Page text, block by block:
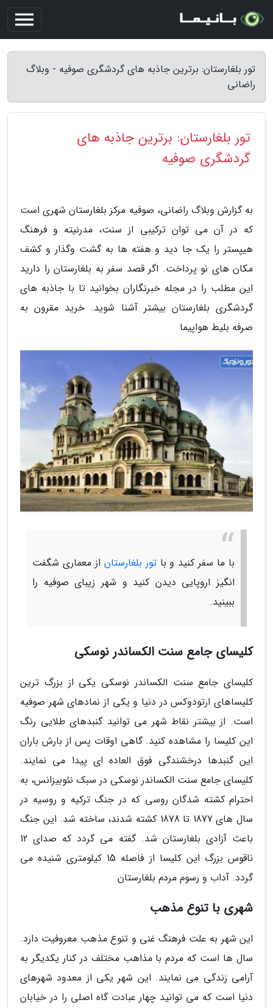
تور بلغارستان: برترین جاذبه های گردشگری صوفیه - وبلاگ
راضانی
تور بلغارستان: برترین جاذبه های
گردشگری صوفیه
به گزارش وبلاگ راضانی، صوفیه مرکز بلغارستان شهری است
که در آن می توان ترکیبی از سنت، مدرنیته و فرهنگ
هیپستر را یک جا دید و هفته ها به گشت وگذار و کشف
مکان های نو پرداخت. اگر قصد سفر به بلغارستان را دارید
این مطلب را در مجله خبرنگاران بخوانید تا با جاذبه های
گردشگری بلغارستان بیشتر آشنا شوید. خرید مقرون به
صرفه بلیط هواپیما
با ما سفر کنید و باتور بلغارستان از معماری شگفت
انگیز اروپایی دیدن کنید و شهر زیبای صوفیه را
ببینید.
کلیسای جامع سنت الکساندر نوسکی
کلیسای جامع سنت الکساندر نوسکی یکی از بزرگ ترین
کلیساهای ارتودوکس در دنیا و یکی از نمادهای شهر صوفیه
است. از بیشتر نقاط شهر می توانید گنبدهای طلایی رنگ
این کلیسا را مشاهده کنید. گاهی اوقات پس از بارش باران
این گنبدها درخشندگی فوق العاده ای پیدا می نمایند.
کلیسای جامع سنت الکساندر نوسکی در سبک نئوبیزانس، به
احترام کشته شدگان روسی که در جنگ ترکیه و روسیه در
سال های 1877 تا 1878 کشته شدند، ساخته شد. این جنگ
باعث آزادی بلغارستان شد. گفته می گردد که صدای 12
ناقوس بزرگ این کلیسا از فاصله 15 کیلومتری شنیده می
گردد. آداب و رسوم مردم بلغارستان
شهری با تنوع مذهب
این شهر به علت فرهنگ غنی و تنوع مذهب معروفیت دارد.
سال ها است که مردم با مذاهب مختلف در کنار یکدیگر به
آرامی زندگی می نمایند. این شهر یکی از معدود شهرهای
دنیا است که می توانید چهار عبادت گاه اصلی را در خیابان